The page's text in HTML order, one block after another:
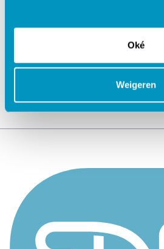
Oké
Weigeren
Jouw data veilig in